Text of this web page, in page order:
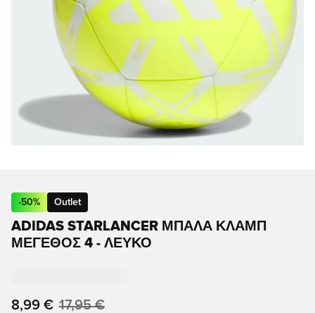
-50% Outlet
ADIDAS STARLANCER ΜΠΆΛΑ ΚΛΑΜΠ
ΜΈΓΕΘΟΣ 4 - ΛΕΥΚΌ
8,99 € 17,95 €